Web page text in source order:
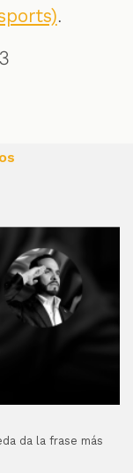
.
da la frase más